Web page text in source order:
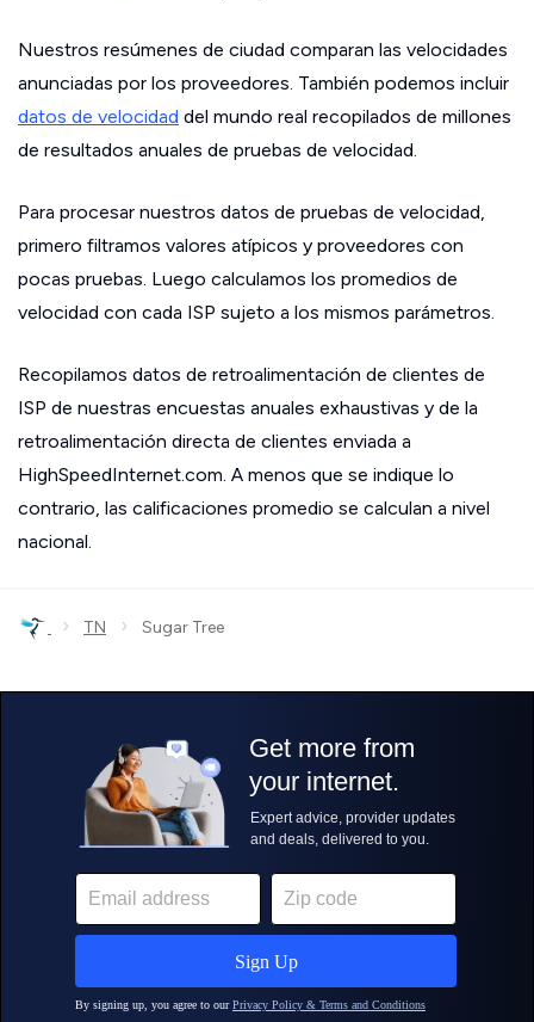
Nuestros resúmenes de ciudad comparan las velocidades
anunciadas por los proveedores. También podemos incluir
datos de velocidad del mundo real recopilados de millones
de resultados anuales de pruebas de velocidad.
Para procesar nuestros datos de pruebas de velocidad,
primero filtramos valores atípicos y proveedores con
pocas pruebas. Luego calculamos los promedios de
velocidad con cada ISP sujeto a los mismos parámetros.
Recopilamos datos de retroalimentación de clientes de
ISP de nuestras encuestas anuales exhaustivas y de la
retroalimentación directa de clientes enviada a
HighSpeedInternet.com. A menos que se indique lo
contrario, las calificaciones promedio se calculan a nivel
nacional.
› TN › Sugar Tree